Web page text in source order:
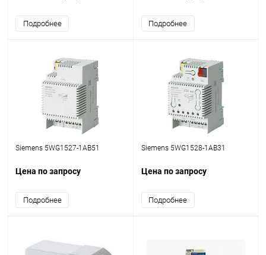
Подробнее Подробнее
Siemens 5WG1527-1AB51
Цена по запросу
Подробнее
Siemens 5WG1528-1AB31
Цена по запросу
Подробнее